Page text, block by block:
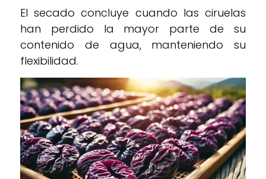
El secado concluye cuando las ciruelas
han perdido la mayor parte de su
contenido de agua, manteniendo su
flexibilidad.